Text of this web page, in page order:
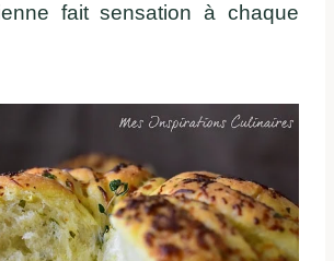
fait sensation à chaque